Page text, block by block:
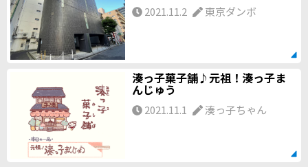
2021.11.2 東京ダンボ
湊っ子菓子舗♪元祖！湊っ子ま
んじゅう
2021.11.1 湊っ子ちゃん